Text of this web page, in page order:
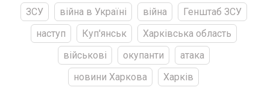
ЗСУ війна в Україні війна
Генштаб ЗСУ
наступ
Куп'янськ
Харківська область
військові
окупанти
атака
новини Харкова
Харків